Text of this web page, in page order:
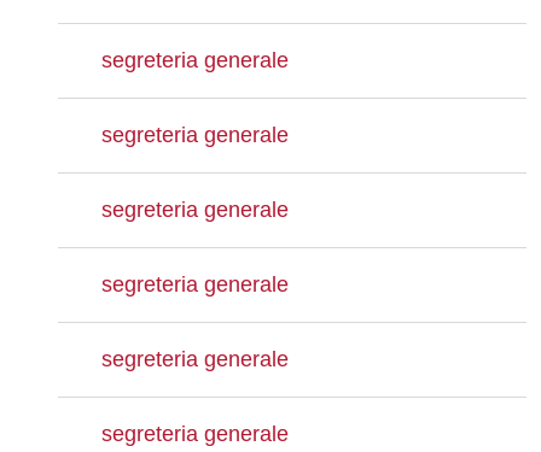
segreteria generale
segreteria generale
segreteria generale
segreteria generale
segreteria generale
segreteria generale